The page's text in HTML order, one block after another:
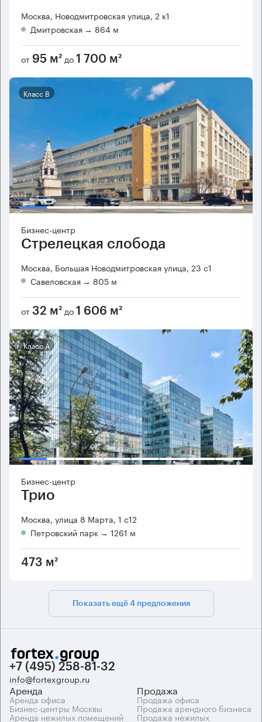
Москва, Новодмитровская улица, 2 к1
Дмитровская → 864 м
от 95 м² до 1 700 м²
Класс B
Бизнес-центр
Стрелецкая слобода
Москва, Большая Новодмитровская улица, 23 с1
Савеловская → 805 м
от 32 м² до 1 606 м²
Класс А
Бизнес-центр
Трио
Москва, улица 8 Марта, 1 с12
Петровский парк → 1261 м
473 м²
Показать ещё 4 предложения
+7 (495) 258-81-32
info@fortexgroup.ru
Аренда
Аренда офиса
Бизнес-центры Москвы
Аренда нежилых помещений
Продажа
Продажа офиса
Продажа арендного бизнеса
Продажа нежилых